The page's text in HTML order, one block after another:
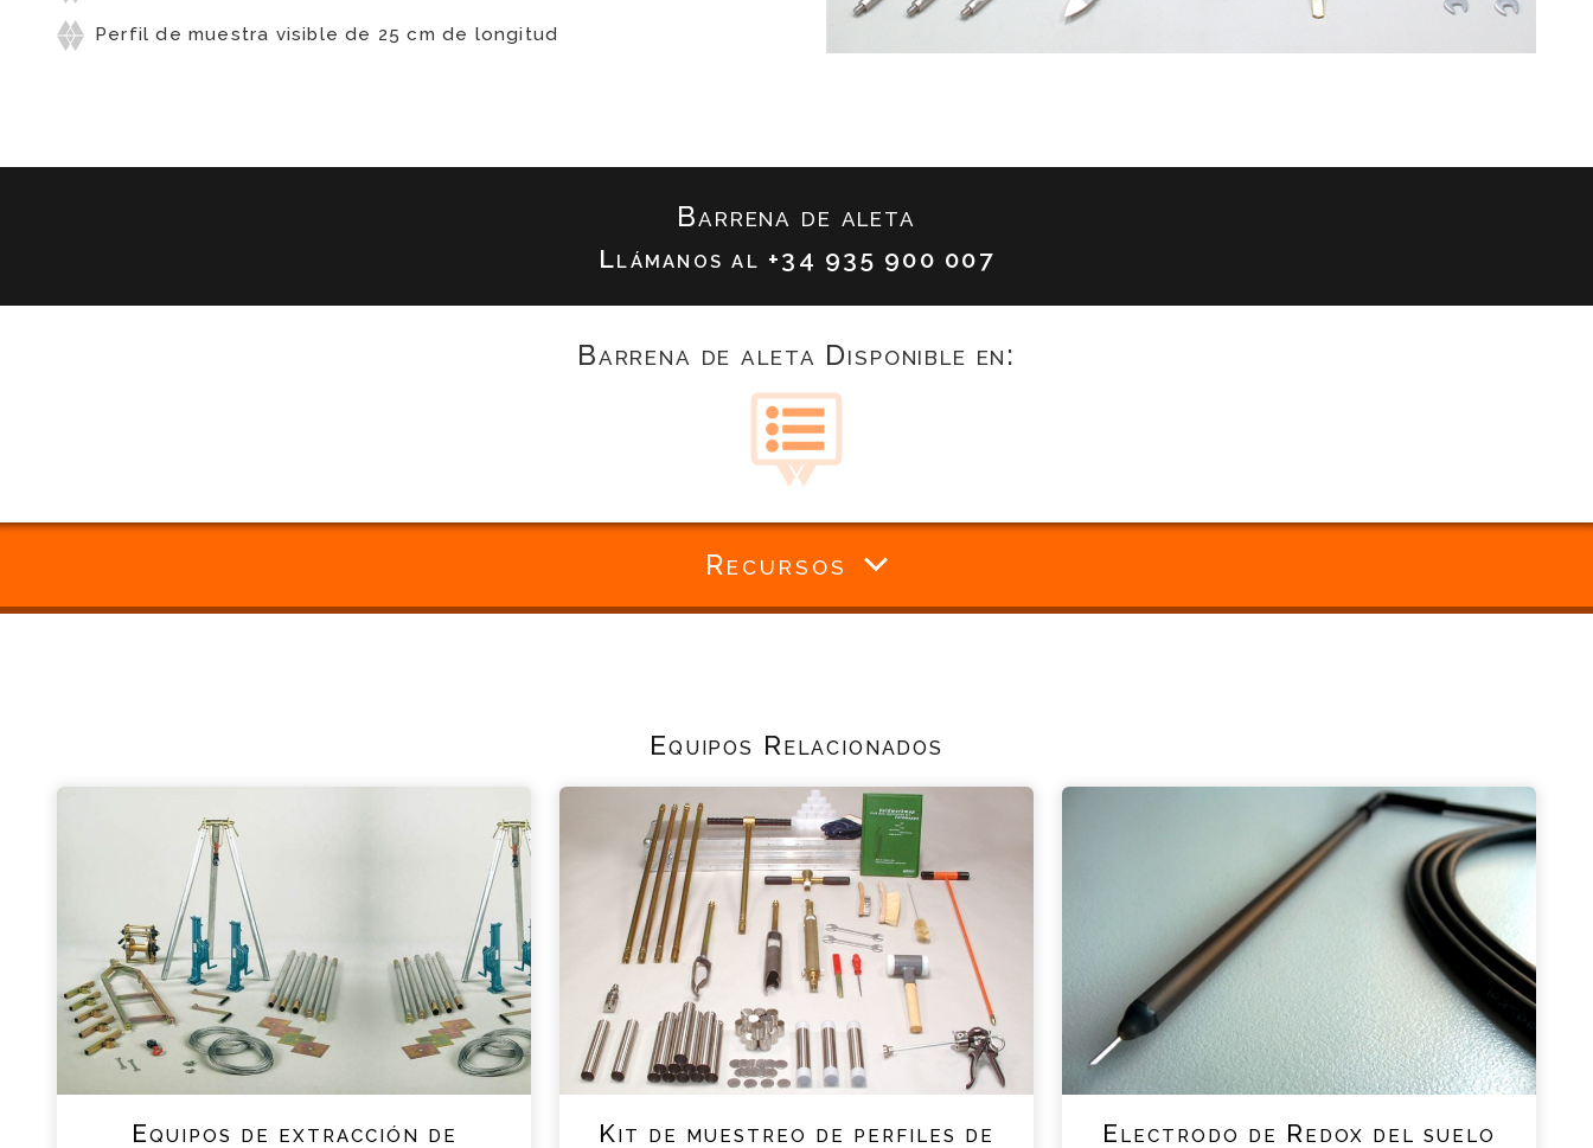
Perfil de muestra visible de 25 cm de longitud
Barrena de aleta
Llámanos al +34 935 900 007
Barrena de aleta Disponible en:
Recursos
Equipos Relacionados
Equipos de extracción de
Kit de muestreo de perfiles de
Electrodo de Redox del suelo